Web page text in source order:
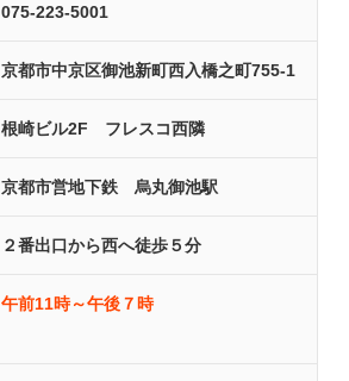
075-223-5001
京都市中京区御池新町西入橋之町755-1
根崎ビル2F フレスコ西隣
京都市営地下鉄 烏丸御池駅
２番出口から西へ徒歩５分
午前11時～午後７時